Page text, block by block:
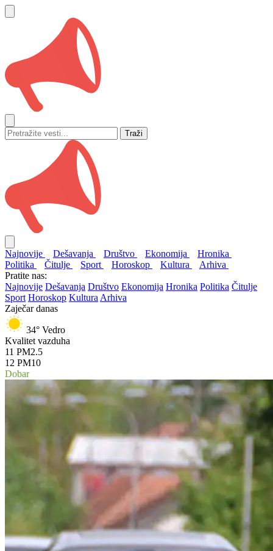
Traži
Najnovije Dešavanja Društvo Ekonomija
Hronika
Politika
Čitulje Sport Horoskop Kultura
Arhiva
Pratite nas:
Najnovije Dešavanja Društvo Ekonomija Hronika Politika Čitulje
Sport Horoskop Kultura Arhiva
Zaječar danas
34° Vedro
Kvalitet vazduha
11 PM2.5
12 PM10
Dobar